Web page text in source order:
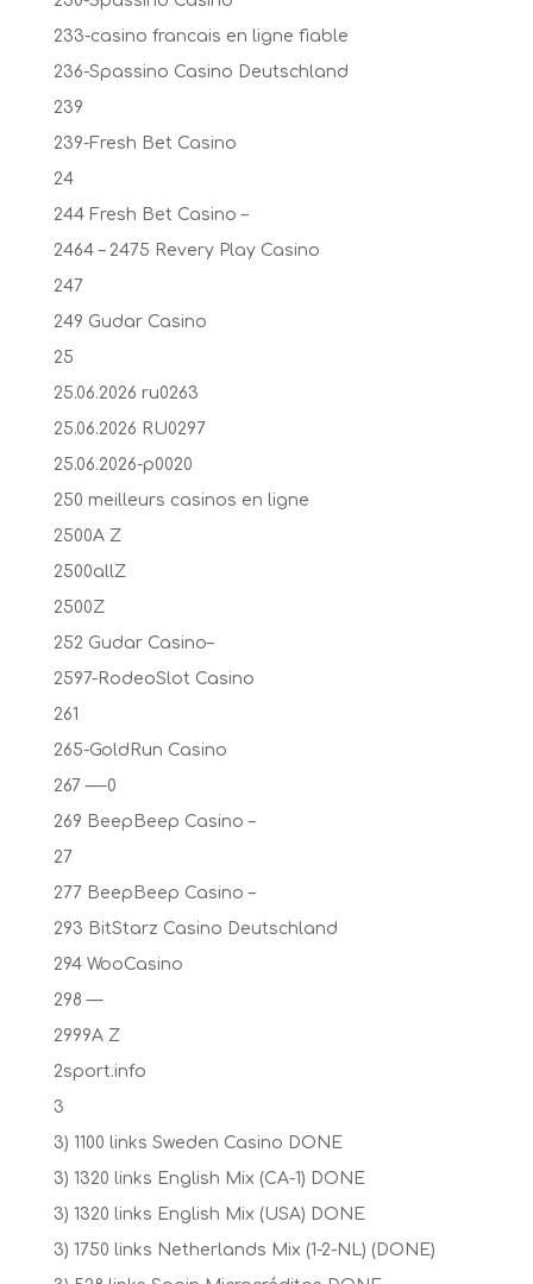
233-casino francais en ligne fiable
236-Spassino Casino Deutschland
239
239-Fresh Bet Casino
24
244 Fresh Bet Casino –
2464 – 2475 Revery Play Casino
247
249 Gudar Casino
25
25.06.2026 ru0263
25.06.2026 RU0297
25.06.2026-p0020
250 meilleurs casinos en ligne
2500A Z
2500allZ
2500Z
252 Gudar Casino–
2597-RodeoSlot Casino
261
265-GoldRun Casino
267 —-0
269 BeepBeep Casino –
27
277 BeepBeep Casino –
293 BitStarz Casino Deutschland
294 WooCasino
298 —
2999A Z
2sport.info
3
3) 1100 links Sweden Casino DONE
3) 1320 links English Mix (CA-1) DONE
3) 1320 links English Mix (USA) DONE
3) 1750 links Netherlands Mix (1-2-NL) (DONE)